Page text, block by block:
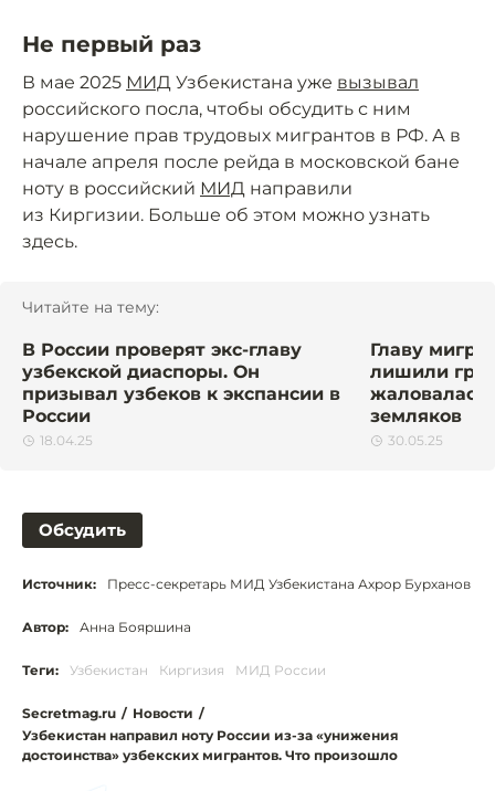
Не первый раз
В мае 2025 МИД Узбекистана уже вызывал
российского посла, чтобы обсудить с ним
нарушение прав трудовых мигрантов в РФ. А в
начале апреля после рейда в московской бане
ноту в российский МИД направили
из Киргизии. Больше об этом можно узнать
здесь.
Читайте на тему:
В России проверят экс-главу
узбекской диаспоры. Он
призывал узбеков к экспансии в
России
18.04.25
Главу
лишили
жаловалась
земляков
30.05.25
Обсудить
Источник: Пресс-секретарь МИД Узбекистана Ахрор Бурханов
Автор: Анна Бояршина
Теги: Узбекистан Киргизия МИД России
Secretmag.ru / Новости /
Узбекистан направил ноту России из-за «унижения
достоинства» узбекских мигрантов. Что произошло